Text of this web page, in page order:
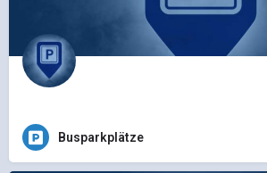
Busparkplätze